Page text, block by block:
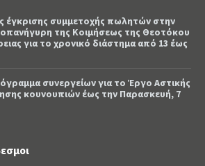
συμμετοχής πωλητών στην
της Κοιμήσεως της Θεοτόκου
για το χρονικό διάστημα από 13 έως
συνεργείων για το Έργο Αστικής
κουνουπιών έως την Παρασκευή, 7